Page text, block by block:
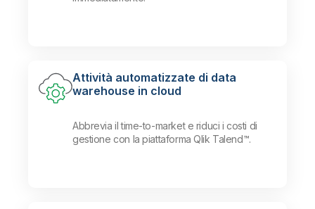
Attività automatizzate di data
warehouse in cloud
Abbrevia il time-to-market e riduci i costi di
gestione con la piattaforma Qlik Talend™.